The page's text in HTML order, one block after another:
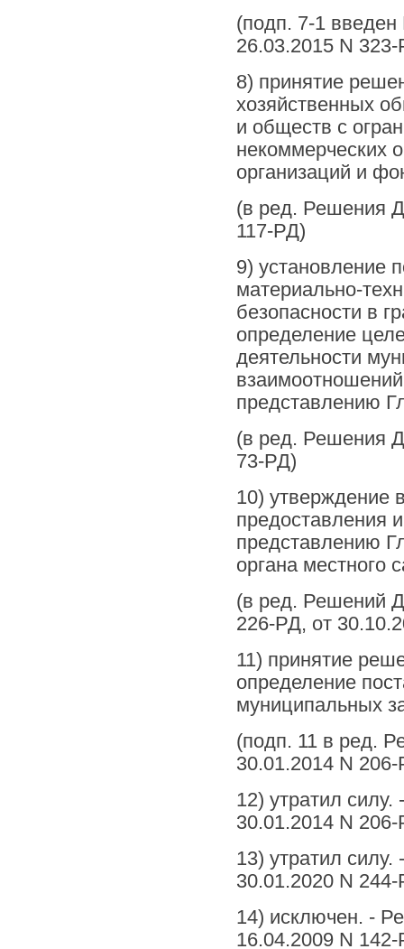
(подп. 7-1
26.03.2015 N
8) принятие
хозяйственных
и обществ с
некоммерческих
организаций и
(в ред. Решения
117-РД)
9) установление
материально-
безопасности в
определение
деятельности
представлению
(в ред. Решения
73-РД)
10) утверждение
предоставления
представлению
органа местного
(в ред. Решений
226-РД, от
11) принятие
определение
муниципальных
(подп. 11 в ред.
30.01.2014 N
12) утратил
30.01.2014 N
13) утратил
30.01.2020 N
14) исключен. -
16.04.2009 N